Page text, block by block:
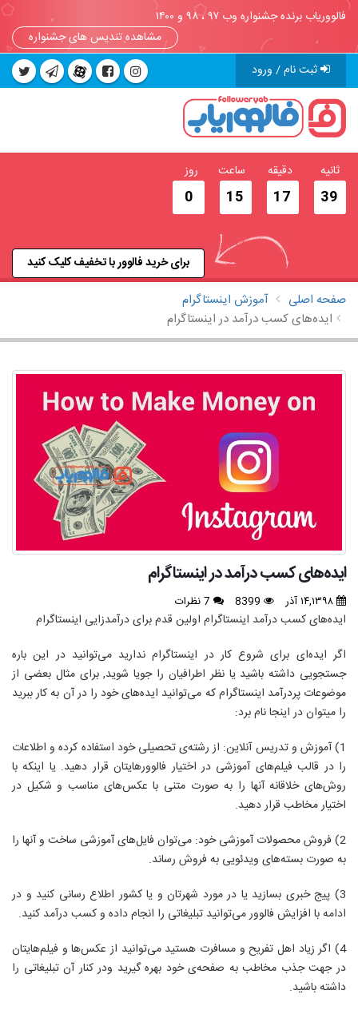
فالووریاب برنده جشنواره وب ۹۷ ، ۹۸ و ۱۴۰۰
مشاهده تندیس های جشنواره
ثبت نام / ورود
39
ثانیه
17
دقیقه
15
ساعت
0
روز
برای خرید فالوور با تخفیف کلیک کنید
صفحه اصلی
آموزش اینستاگرام
ایده‌های کسب درآمد در اینستاگرام
ایده‌های کسب درآمد در اینستاگرام
ایده‌های کسب درآمد اینستاگرام اولین قدم برای درآمدزایی اینستاگرام
اگر ایده‌ای برای شروع کار در اینستاگرام ندارید می‌توانید در این باره
جستجویی داشته باشید یا نظر اطرافیان را جویا شوید, برای مثال بعضی از
موضوعات پردرآمد اینستاگرام که می‌توانید ایده‌های خود را در آن به کار ببرید
را میتوان در اینجا نام برد:
1) آموزش و تدریس آنلاین: از رشته‌ی تحصیلی خود استفاده کرده و اطلاعات
را در قالب فیلم‌های آموزشی در اختیار فالوورهایتان قرار دهید. یا اینکه با
روش‌های خلاقانه آنها را به صورت متنی با عکس‌های مناسب و شکیل در
اختیار مخاطب قرار دهید.
2) فروش محصولات آموزشی خود: می‌توان فایل‌های آموزشی ساخت و آنها را
به صورت بسته‌های ویدئویی به فروش رساند.
3) پیج خبری بسازید یا در مورد شهرتان و یا کشور اطلاع رسانی کنید و در
ادامه با افزایش فالوور می‌توانید تبلیغاتی را انجام داده و کسب درآمد کنید.
4) اگر زیاد اهل تفریح و مسافرت هستید می‌توانید از عکس‌ها و فیلم‌هایتان
در جهت جذب مخاطب به صفحه‌ی خود بهره گیرید ودر کنار آن تبلیغاتی را
داشته باشید.